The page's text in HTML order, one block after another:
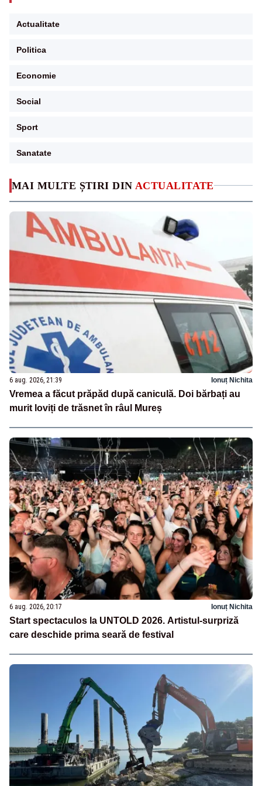
MAI MULTE ȘTIRI DIN ACTUALITATE
6 aug. 2026, 21:39 Ionuț Nichita
Vremea a făcut prăpăd după caniculă. Doi bărbați au
murit loviți de trăsnet în râul Mureș
6 aug. 2026, 20:17 Ionuț Nichita
Start spectaculos la UNTOLD 2026. Artistul-surpriză
care deschide prima seară de festival
Actualitate
Politica
Economie
Social
Sport
Sanatate